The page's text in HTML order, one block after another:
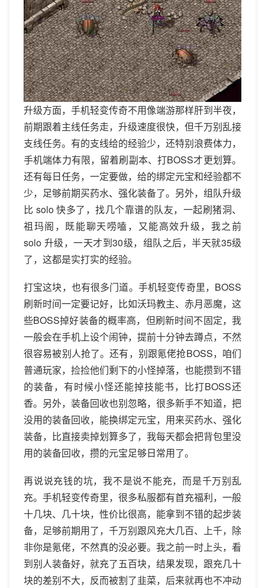
升级方面，手机轻变传奇不用像端游那样肝到半夜，
前期跟着主线任务走，升级速度很快，但千万别乱接
支线任务。有的支线给的经验少，还特别浪费体力，
手机端体力有限，留着刷副本、打BOSS才更划算。
还有每日任务，一定要做，给的绑定元宝和经验都不
少，足够前期买药水、强化装备了。另外，组队升级
比 solo 快多了，找几个靠谱的队友，一起刷猪洞、
祖玛阁，既能聊天唠嗑，又能高效升级，我之前
solo 升级，一天才到30级，组队之后，半天就35级
了，这都是实打实的经验。
打宝这块，也有很多门道。手机轻变传奇里，BOSS
刷新时间一定要记好，比如沃玛教主、赤月恶魔，这
些BOSS掉好装备的概率高，但刷新时间不固定，我
一般会在手机上设个闹钟，提前十分钟去蹲点，不然
很容易被别人抢了。还有，别跟氪佬抢BOSS，咱们
普通玩家，捡捡他们剩下的小怪掉落，也能攒到不错
的装备，有时候小怪还能掉技能书，比打BOSS还
香。另外，装备回收也别忽略，很多新手不知道，把
没用的装备回收，能换绑定元宝，用来买药水、强化
装备，比直接卖掉划算多了，我每天都会把背包里没
用的装备回收，攒的元宝足够日常用了。
再说说充钱的坑，我不是说不能充，而是千万别乱
充。手机轻变传奇里，很多私服都有首充福利，一般
十几块、几十块，性价比很高，能拿到不错的起步装
备，足够前期用了，千万别跟风充大几百、上千，除
非你是氪佬，不然真的没必要。我之前一时上头，看
到别人装备好，就充了五百块，结果发现，跟充几十
块的差别不大，反而被割了韭菜，后来就再也不冲动